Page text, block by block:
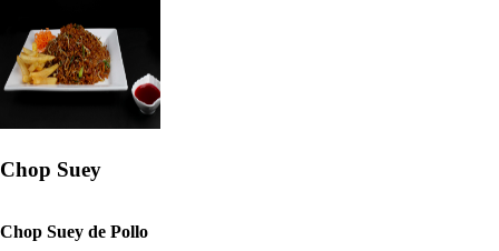
Chop Suey
Chop Suey de Pollo